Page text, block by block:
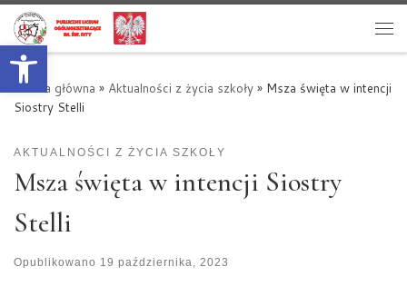
Otwórz pasek narzędzi
Przejdź do treści
Strona główna » Aktualności z życia szkoły » Msza święta w intencji
Siostry Stelli
AKTUALNOŚCI Z ŻYCIA SZKOŁY
Msza święta w intencji Siostry
Stelli
Opublikowano 19 października, 2023